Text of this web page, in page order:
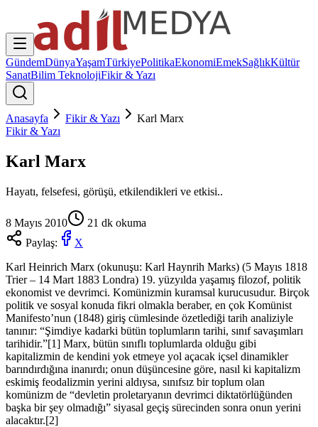
GündemDünyaYaşamTürkiyePolitikaEkonomiEmekSağlıkKültür
SanatBilim TeknolojiFikir & Yazı
Anasayfa Fikir & Yazı
Karl Marx
Fikir & Yazı
Karl Marx
Hayatı, felsefesi, görüşü, etkilendikleri ve etkisi..
8 Mayıs 2010 21 dk okuma
Paylaş:
X
Karl Heinrich Marx (okunuşu: Karl Haynrih Marks) (5 Mayıs 1818
Trier – 14 Mart 1883 Londra) 19. yüzyılda yaşamış filozof, politik
ekonomist ve devrimci. Komünizmin kuramsal kurucusudur. Birçok
politik ve sosyal konuda fikri olmakla beraber, en çok Komünist
Manifesto’nun (1848) giriş cümlesinde özetlediği tarih analiziyle
tanınır: “Şimdiye kadarki bütün toplumların tarihi, sınıf savaşımları
tarihidir.”[1] Marx, bütün sınıflı toplumlarda olduğu gibi
kapitalizmin de kendini yok etmeye yol açacak içsel dinamikler
barındırdığına inanırdı; onun düşüncesine göre, nasıl ki kapitalizm
eskimiş feodalizmin yerini aldıysa, sınıfsız bir toplum olan
komünizm de “devletin proletaryanın devrimci diktatörlüğünden
başka bir şey olmadığı” siyasal geçiş sürecinden sonra onun yerini
alacaktır.[2]